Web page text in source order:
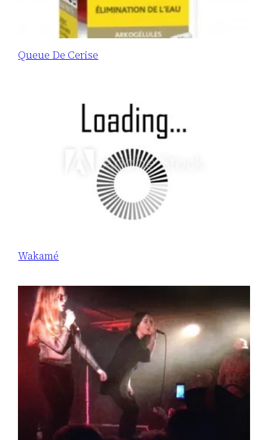
Queue De Cerise
Wakamé